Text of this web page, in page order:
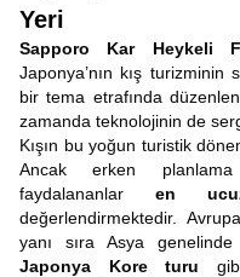
Yeri
Sapporo Kar Heykeli
Japonya’nın kış turizminin
bir tema etrafında
zamanda teknolojinin de
Kışın bu yoğun turistik
Ancak erken
faydalananlar en
değerlendirmektedir.
yanı sıra Asya
Japonya Kore turu